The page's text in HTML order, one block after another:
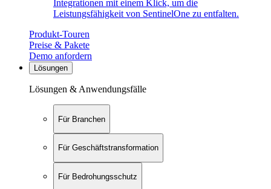
Integrationen mit einem Klick, um die
Leistungsfähigkeit von SentinelOne zu entfalten.
Produkt-Touren
Preise & Pakete
Demo anfordern
Lösungen
Lösungen & Anwendungsfälle
Für Branchen
Für Geschäftstransformation
Für Bedrohungsschutz